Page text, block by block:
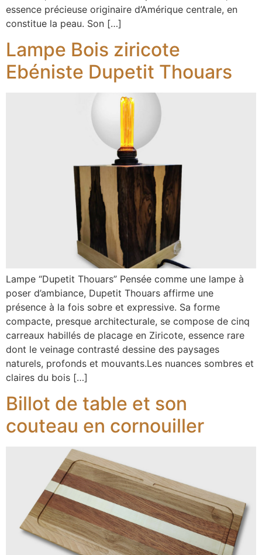
essence précieuse originaire d’Amérique centrale, en
constitue la peau. Son […]
Lampe Bois ziricote
Ebéniste Dupetit Thouars
Lampe “Dupetit Thouars” Pensée comme une lampe à
poser d’ambiance, Dupetit Thouars affirme une
présence à la fois sobre et expressive. Sa forme
compacte, presque architecturale, se compose de cinq
carreaux habillés de placage en Ziricote, essence rare
dont le veinage contrasté dessine des paysages
naturels, profonds et mouvants.Les nuances sombres et
claires du bois […]
Billot de table et son
couteau en cornouiller